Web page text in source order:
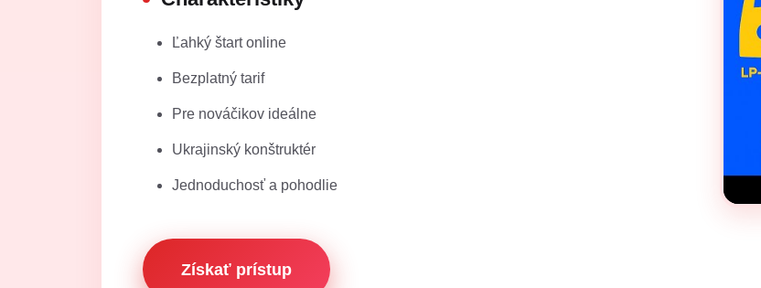
Ľahký štart online
Bezplatný tarif
Pre nováčikov ideálne
Ukrajinský konštruktér
Jednoduchosť a pohodlie
Získať prístup